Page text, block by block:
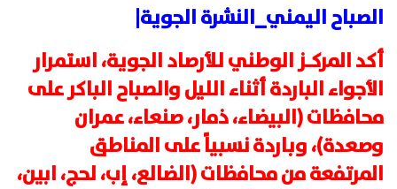
الصباح اليمني_النشرة الجوية|
أكد المركـز الوطني للأرصاد الجوية، استمرار
الأجواء الباردة أثناء الليل والصباح الباكر على
محافظات (البيضاء، ذمار، صنعاء، عمران
وصعدة)، وباردة نسبياً على المناطق
المرتفعة من محافظات (الضالع، إب، لحج، ابين،